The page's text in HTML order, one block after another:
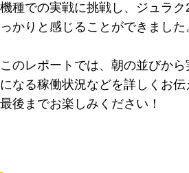
機種での実戦に挑戦し、ジュラ
っかりと感じることができました
このレポートでは、朝の並びか
になる稼働状況などを詳しくお
最後までお楽しみください！